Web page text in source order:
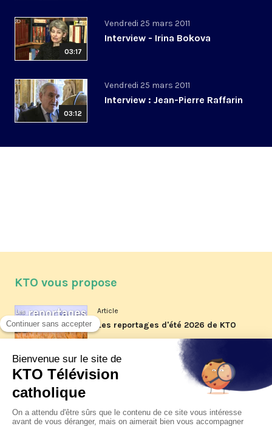
03:17
Vendredi 25 mars 2011
Interview - Irina Bokova
03:12
Vendredi 25 mars 2011
Interview : Jean-Pierre Raffarin
KTO vous propose
Article
Les reportages d'été 2026 de KTO
La visite pastorale du pape Léon
XIV à Assise à suivre sur KTO le